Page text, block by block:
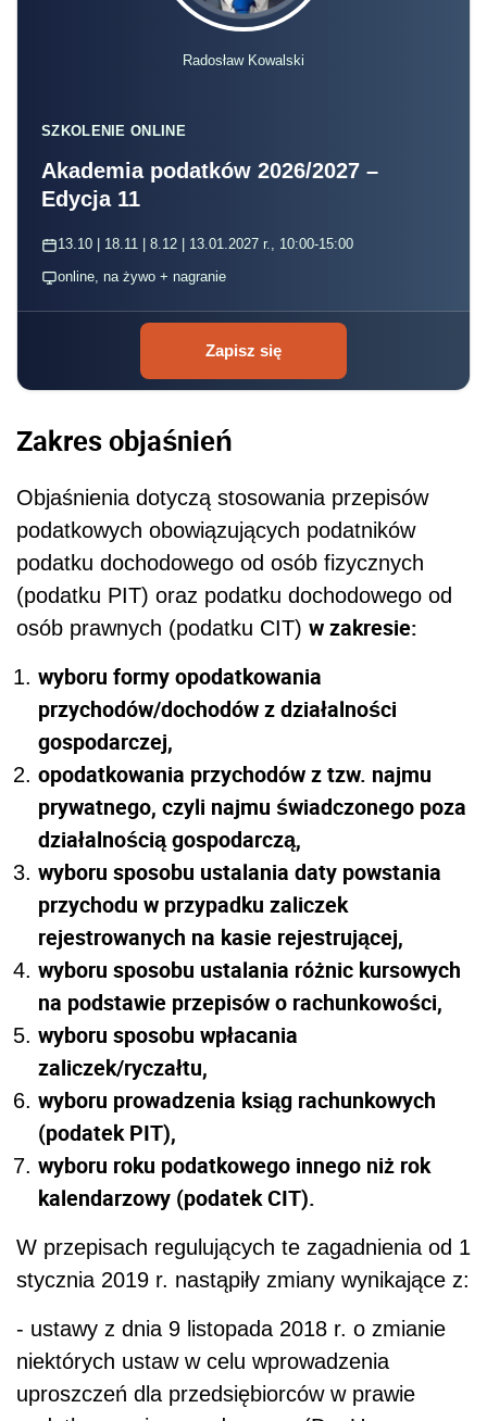
Radosław Kowalski
SZKOLENIE ONLINE
Akademia podatków 2026/2027 –
Edycja 11
13.10 | 18.11 | 8.12 | 13.01.2027 r., 10:00-15:00
online, na żywo + nagranie
Zapisz się
Zakres objaśnień
Objaśnienia dotyczą stosowania przepisów
podatkowych obowiązujących podatników
podatku dochodowego od osób fizycznych
(podatku PIT) oraz podatku dochodowego od
osób prawnych (podatku CIT) w zakresie:
wyboru formy opodatkowania
przychodów/dochodów z działalności
gospodarczej,
opodatkowania przychodów z tzw. najmu
prywatnego, czyli najmu świadczonego poza
działalnością gospodarczą,
wyboru sposobu ustalania daty powstania
przychodu w przypadku zaliczek
rejestrowanych na kasie rejestrującej,
wyboru sposobu ustalania różnic kursowych
na podstawie przepisów o rachunkowości,
wyboru sposobu wpłacania
zaliczek/ryczałtu,
wyboru prowadzenia ksiąg rachunkowych
(podatek PIT),
wyboru roku podatkowego innego niż rok
kalendarzowy (podatek CIT).
W przepisach regulujących te zagadnienia od 1
stycznia 2019 r. nastąpiły zmiany wynikające z:
- ustawy z dnia 9 listopada 2018 r. o zmianie
niektórych ustaw w celu wprowadzenia
uproszczeń dla przedsiębiorców w prawie